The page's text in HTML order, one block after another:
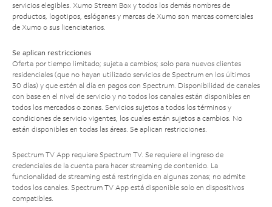
servicios elegibles. Xumo Stream Box y todos los demás nombres de
productos, logotipos, eslóganes y marcas de Xumo son marcas comerciales
de Xumo o sus licenciatarios.
Se aplican restricciones
Oferta por tiempo limitado; sujeta a cambios; solo para nuevos clientes
residenciales (que no hayan utilizado servicios de Spectrum en los últimos
30 días) y que estén al día en pagos con Spectrum. Disponibilidad de canales
con base en el nivel de servicio y no todos los canales están disponibles en
todos los mercados o zonas. Servicios sujetos a todos los términos y
condiciones de servicio vigentes, los cuales están sujetos a cambios. No
están disponibles en todas las áreas. Se aplican restricciones.
Spectrum TV App requiere Spectrum TV. Se requiere el ingreso de
credenciales de la cuenta para hacer streaming de contenido. La
funcionalidad de streaming está restringida en algunas zonas; no admite
todos los canales. Spectrum TV App está disponible solo en dispositivos
compatibles.